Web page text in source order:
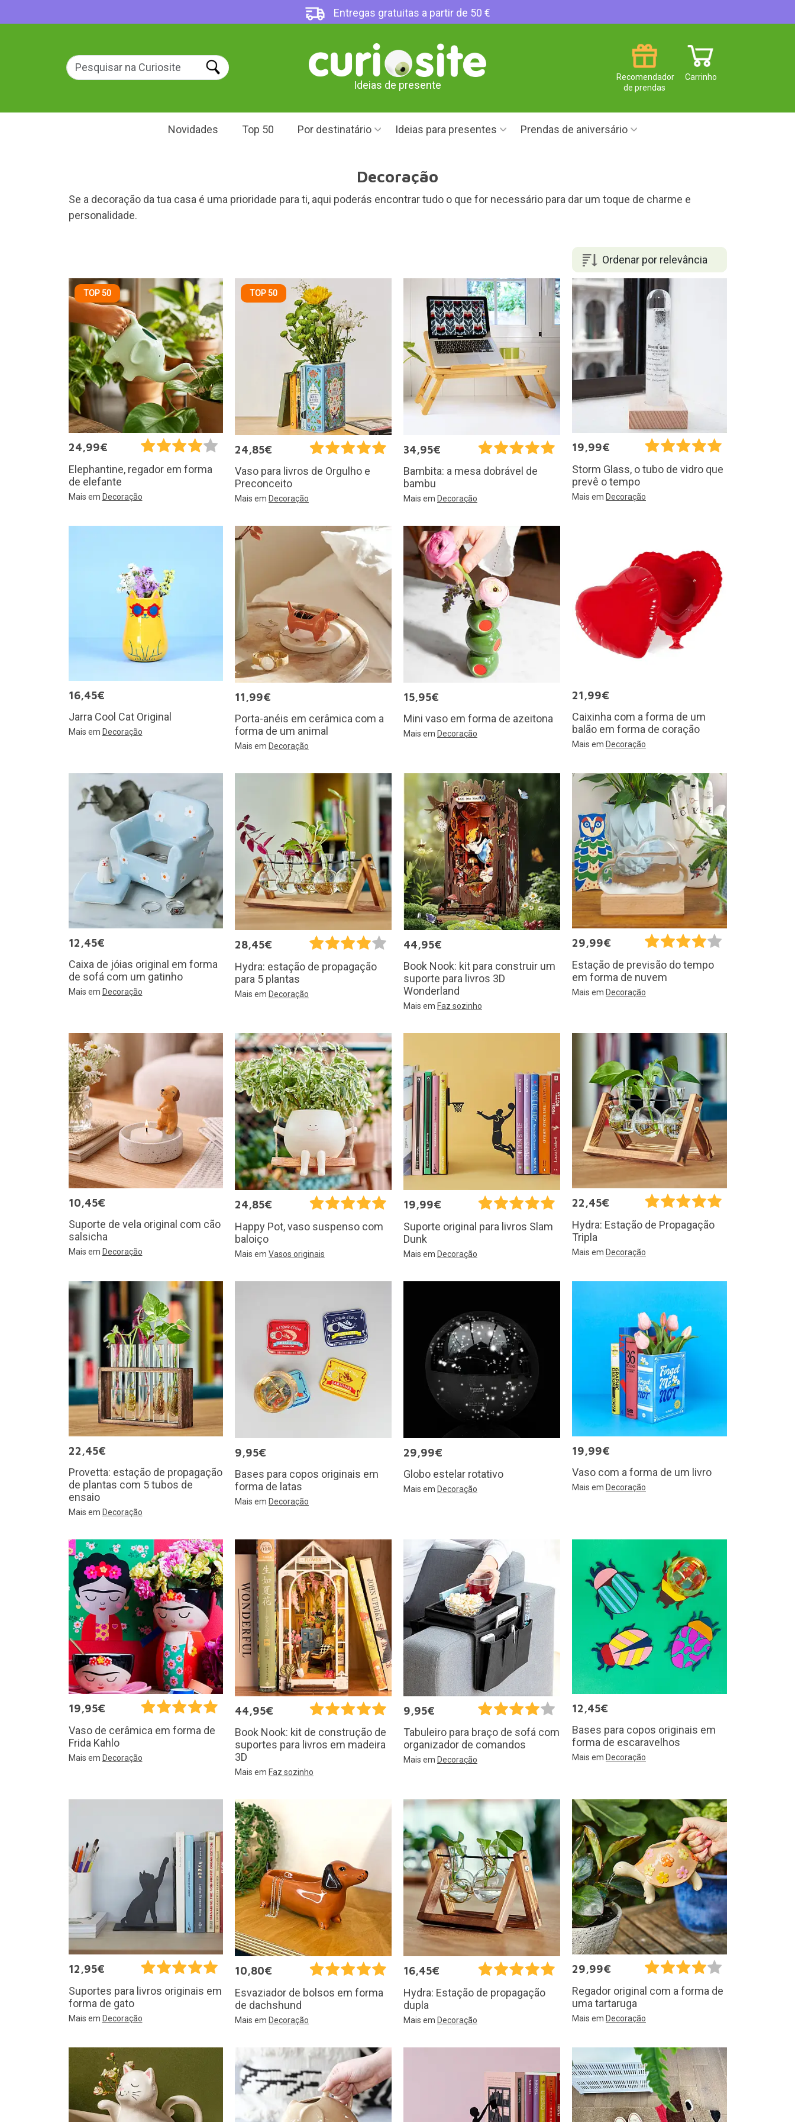
Entregas gratuitas a partir de 50 €
Ideias de presente
Carrinho
Recomendador
de prendas
Novidades Top 50 Por destinatário Ideias para presentes Prendas de aniversário
Decoração
Se a decoração da tua casa é uma prioridade para ti, aqui poderás encontrar tudo o que for necessário para dar um toque de charme e
personalidade.
Ordenar por relevância
TOP 50
24,99€
Elephantine, regador em forma
de elefante
Mais em Decoração
TOP 50
24,85€
Vaso para livros de Orgulho e
Preconceito
Mais em Decoração
34,95€
Bambita: a mesa dobrável de
bambu
Mais em Decoração
19,99€
Storm Glass, o tubo de vidro que
prevê o tempo
Mais em Decoração
16,45€
Jarra Cool Cat Original
Mais em Decoração
11,99€
Porta-anéis em cerâmica com a
forma de um animal
Mais em Decoração
15,95€
Mini vaso em forma de azeitona
Mais em Decoração
21,99€
Caixinha com a forma de um
balão em forma de coração
Mais em Decoração
12,45€
Caixa de jóias original em forma
de sofá com um gatinho
Mais em Decoração
28,45€
Hydra: estação de propagação
para 5 plantas
Mais em Decoração
44,95€
Book Nook: kit para construir um
suporte para livros 3D
Wonderland
Mais em Faz sozinho
29,99€
Estação de previsão do tempo
em forma de nuvem
Mais em Decoração
10,45€
Suporte de vela original com cão
salsicha
Mais em Decoração
24,85€
Happy Pot, vaso suspenso com
baloiço
Mais em Vasos originais
19,99€
Suporte original para livros Slam
Dunk
Mais em Decoração
22,45€
Hydra: Estação de Propagação
Tripla
Mais em Decoração
22,45€
Provetta: estação de propagação
de plantas com 5 tubos de
ensaio
Mais em Decoração
9,95€
Bases para copos originais em
forma de latas
Mais em Decoração
29,99€
Globo estelar rotativo
Mais em Decoração
19,99€
Vaso com a forma de um livro
Mais em Decoração
19,95€
Vaso de cerâmica em forma de
Frida Kahlo
Mais em Decoração
44,95€
Book Nook: kit de construção de
suportes para livros em madeira
3D
Mais em Faz sozinho
9,95€
Tabuleiro para braço de sofá com
organizador de comandos
Mais em Decoração
12,45€
Bases para copos originais em
forma de escaravelhos
Mais em Decoração
12,95€
Suportes para livros originais em
forma de gato
Mais em Decoração
10,80€
Esvaziador de bolsos em forma
de dachshund
Mais em Decoração
16,45€
Hydra: Estação de propagação
dupla
Mais em Decoração
29,99€
Regador original com a forma de
uma tartaruga
Mais em Decoração